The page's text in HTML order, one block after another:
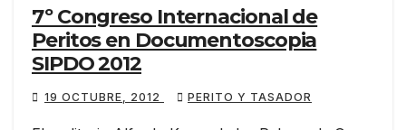
7º Congreso Internacional de
Peritos en Documentoscopia
SIPDO 2012
19 OCTUBRE, 2012 PERITO Y TASADOR